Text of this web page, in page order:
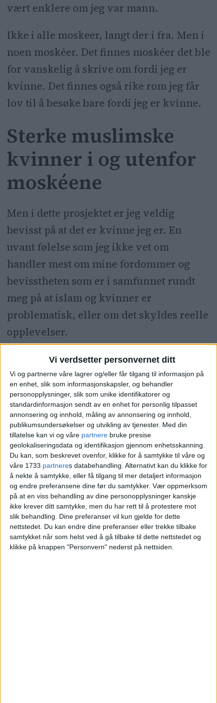
Vi verdsetter personvernet ditt
Vi og partnerne våre lagrer og/eller får tilgang til informasjon på
en enhet, slik som informasjonskapsler, og behandler
personopplysninger, slik som unike identifikatorer og
standardinformasjon sendt av en enhet for personlig tilpasset
annonsering og innhold, måling av annonsering og innhold,
publikumsundersøkelser og utvikling av tjenester. Med din
tillatelse kan vi og våre partnere bruke presise
geolokaliseringsdata og identifikasjon gjennom enhetsskanning.
Du kan, som beskrevet ovenfor, klikke for å samtykke til våre og
våre 1733 partneres databehandling. Alternativt kan du klikke for
å nekte å samtykke, eller få tilgang til mer detaljert informasjon
og endre preferansene dine før du samtykker. Vær oppmerksom
på at en viss behandling av dine personopplysninger kanskje
ikke krever ditt samtykke, men du har rett til å protestere mot
slik behandling. Dine preferanser vil kun gjelde for dette
nettstedet. Du kan endre dine preferanser eller trekke tilbake
samtykket når som helst ved å gå tilbake til dette nettstedet og
klikke på knappen "Personvern" nederst på nettsiden.
vært enklere om jeg var mann.
Ikke i alle moskeer, langt der i fra. Men i
noen moskéer. Det finnes moskéer det ble
for vanskelig å skrive om fordi jeg er
kvinne. Det finnes også rike rom jeg får
lov til å besøke bare fordi jeg er kvinne.
Sterke muslimske
kvinner i og utenfor
moskéene
Men i dette prosjektet er jeg veldig
bevisst på at det er kvinne jeg er. En
uvant følelse som jeg ikke vet om
handler mest om mine fordommer og
bevisstheten som er i samfunnet rundt
meg på at islam og kvinner er
problematisk, eller om det skyldes reelle
opplevelser.
Mehda Zolfaqari tar oss med på en spennende
reise inn i livet til kvinnen muslimer kjenner som
Miriam og kristne som Maria. Foto: Kjersti Opstad
Det er vanskelig å sette fingeren på noen